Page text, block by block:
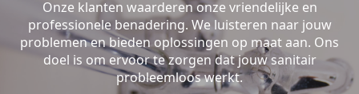
Onze klanten waarderen onze vriendelijke en
professionele benadering. We luisteren naar jouw
problemen en bieden oplossingen op maat aan. Ons
doel is om ervoor te zorgen dat jouw sanitair
probleemloos werkt.